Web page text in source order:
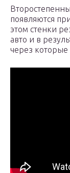
появляются
этом стенки
авто и в
через которые